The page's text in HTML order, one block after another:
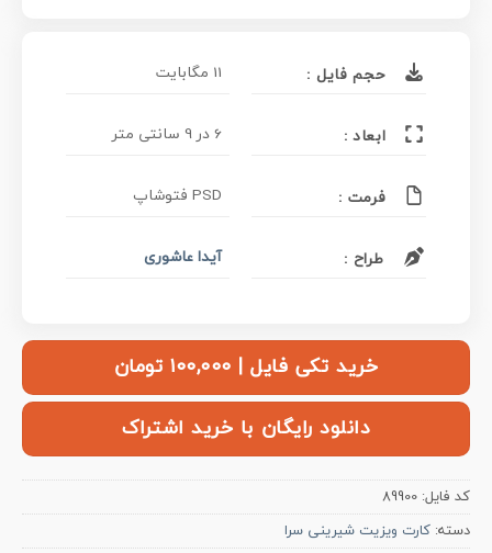
حجم فایل : 11 مگابایت
ابعاد : 6 در 9 سانتی متر
فرمت : PSD فتوشاپ
طراح : آیدا عاشوری
خرید تکی فایل | ۱۰۰,۰۰۰ تومان
دانلود رایگان با خرید اشتراک
کد فایل: 89900
دسته: کارت ویزیت شیرینی سرا